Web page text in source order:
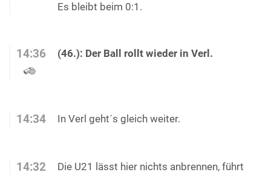
Es bleibt beim 0:1.
14:36 (46.): Der Ball rollt wieder in Verl.
14:34 In Verl geht´s gleich weiter.
14:32
Die U21 lässt hier nichts anbrennen, führt